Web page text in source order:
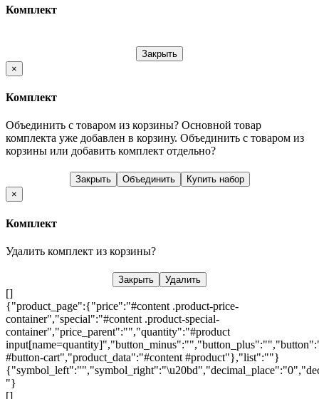
Комплект
Закрыть
×
Комплект
Объединить с товаром из корзины? Основной товар
комплекта уже добавлен в корзину. Объединить с товаром из
корзины или добавить комплект отдельно?
Закрыть Объединить
Купить набор
×
Комплект
Удалить комплект из корзины?
Закрыть Удалить
[]
{"product_page":{"price":"#content .product-price-
container","special":"#content .product-special-
container","price_parent":"","quantity":"#product
#button-cart","product_data":"#content #product"},"list":""}
"}
[]